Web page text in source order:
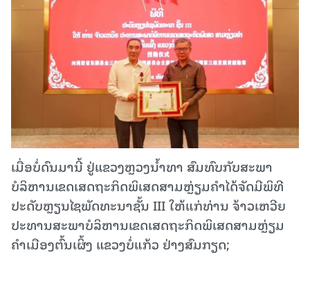
ເມື່ອບໍ່ດົນມານີ້ ຢູ່ແຂວງຫຼວງນ້ຳທາ ສົມທົບກັບສະພາ
ບໍລິຫານເຂດເສດຖະກິດພິເສດສາມຫຼ່ຽມຄຳໄດ້ຈັດມີພິທີ
ປະດັບຫຼຽນໄຊພັດທະນາຊັ້ນ III ໃຫ້ແກ່ທ່ານ ຈ້າວເຫວີຍ
ປະທານສະພາບໍລິຫານເຂດເສດຖະກິດພິເສດສາມຫຼ່ຽມ
ຄຳເມືອງຕົ້ນເຜິ້ງ ແຂວງບໍ່ແກ້ວ ຢ່າງສົມກຽດ;